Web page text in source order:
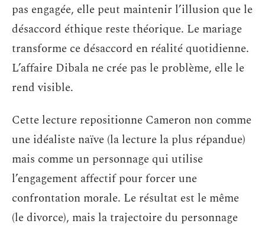
pas engagée, elle peut maintenir l’illusion que le
désaccord éthique reste théorique. Le mariage
transforme ce désaccord en réalité quotidienne.
L’affaire Dibala ne crée pas le problème, elle le
rend visible.
Cette lecture repositionne Cameron non comme
une idéaliste naïve (la lecture la plus répandue)
mais comme un personnage qui utilise
l’engagement affectif pour forcer une
confrontation morale. Le résultat est le même
(le divorce), mais la trajectoire du personnage